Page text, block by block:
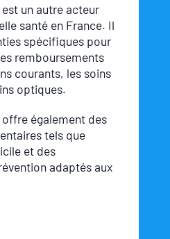
un autre acteur
santé en France. Il
spécifiques pour
remboursements
courants, les soins
optiques.
également des
tels que
et des
adaptés aux